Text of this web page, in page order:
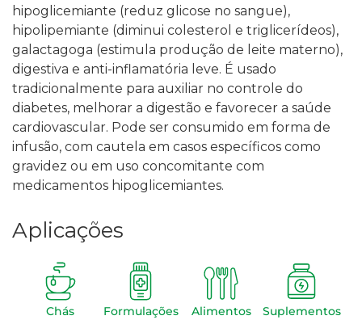
hipoglicemiante (reduz glicose no sangue),
hipolipemiante (diminui colesterol e triglicerídeos),
galactagoga (estimula produção de leite materno),
digestiva e anti-inflamatória leve. É usado
tradicionalmente para auxiliar no controle do
diabetes, melhorar a digestão e favorecer a saúde
cardiovascular. Pode ser consumido em forma de
infusão, com cautela em casos específicos como
gravidez ou em uso concomitante com
medicamentos hipoglicemiantes.
Aplicações
Chás
Formulações
Alimentos Suplementos